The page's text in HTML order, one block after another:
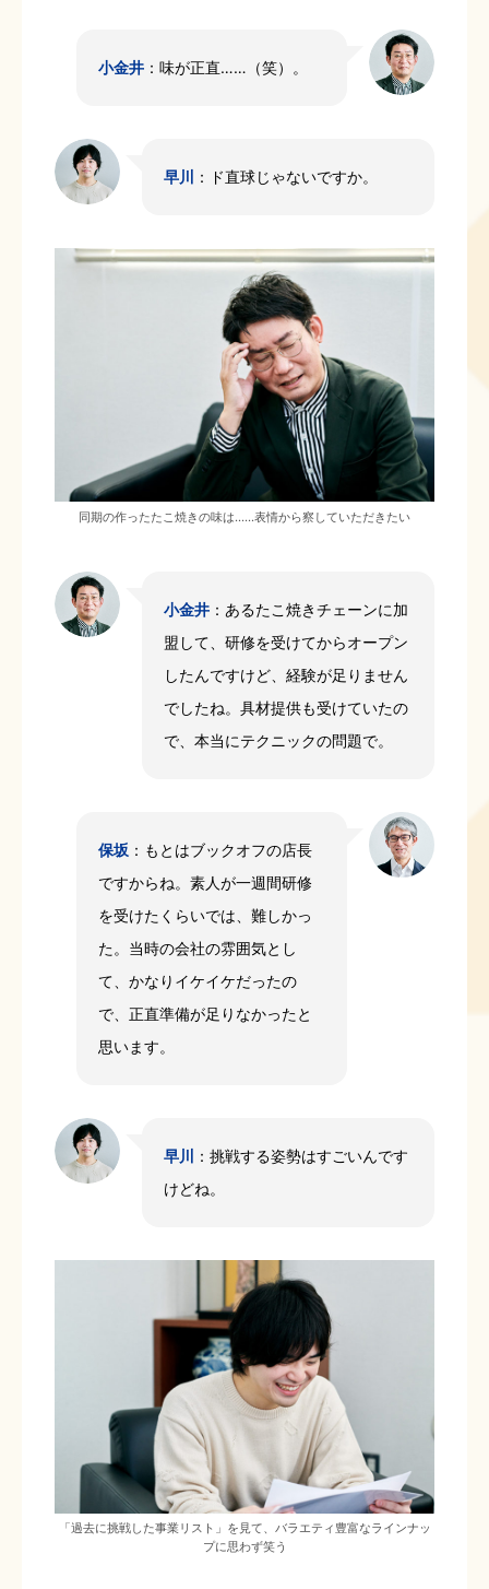
小金井 ：味が正直……（笑）。
早川 ：ド直球じゃないですか。
同期の作ったたこ焼きの味は……表情から察していただきたい
小金井 ：あるたこ焼きチェーンに加
盟して、研修を受けてからオープン
したんですけど、経験が足りません
でしたね。具材提供も受けていたの
で、本当にテクニックの問題で。
保坂 ：もとはブックオフの店長
ですからね。素人が一週間研修
を受けたくらいでは、難しかっ
た。当時の会社の雰囲気とし
て、かなりイケイケだったの
で、正直準備が足りなかったと
思います。
早川
：挑戦する姿勢はすごいんです
けどね。
「過去に挑戦した事業リスト」を見て、バラエティ豊富なラインナッ
プに思わず笑う